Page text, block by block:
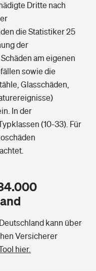
Dritte nach
die Statistiker 25
der
am eigenen
sowie die
Glasschäden,
In der
(10-33). Für
kann über
Versicherer
hier.